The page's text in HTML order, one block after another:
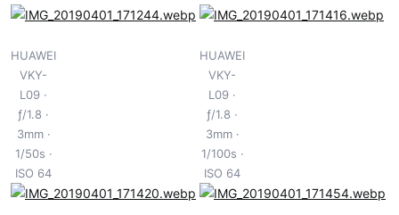
HUAWEI
VKY-
L09
ƒ/1.8
3mm
1/50s
ISO 64
HUAWEI
VKY-
L09
ƒ/1.8
3mm
1/100s
ISO 64